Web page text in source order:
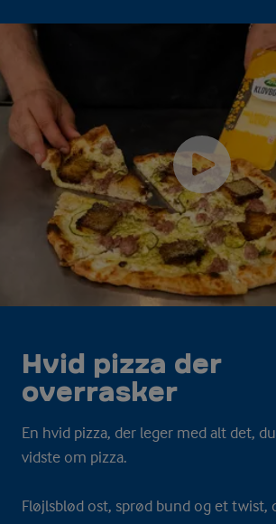
Hvid pizza der
overrasker
En hvid pizza, der leger med alt det,
vidste om pizza.
Fløjlsblød ost, sprød bund og et twist,